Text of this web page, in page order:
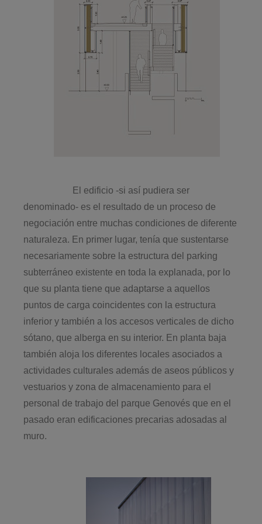
El edificio -si así pudiera ser
denominado- es el resultado de un proceso de
negociación entre muchas condiciones de diferente
naturaleza. En primer lugar, tenía que sustentarse
necesariamente sobre la estructura del parking
subterráneo existente en toda la explanada, por lo
que su planta tiene que adaptarse a aquellos
puntos de carga coincidentes con la estructura
inferior y también a los accesos verticales de dicho
sótano, que alberga en su interior. En planta baja
también aloja los diferentes locales asociados a
actividades culturales además de aseos públicos y
vestuarios y zona de almacenamiento para el
personal de trabajo del parque Genovés que en el
pasado eran edificaciones precarias adosadas al
muro.